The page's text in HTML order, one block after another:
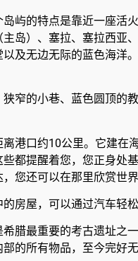
屿的特点是靠近一座活
岛）、塞拉、塞拉西亚
及无边无际的蓝色海
窄的小巷、蓝色圆顶
港口约10公里。它建在
都提醒着您，您正身处
您还可以在那里欣赏世
房屋，可以通过汽车轻
腊最重要的考古遗址之
的所有物品，至今完好无